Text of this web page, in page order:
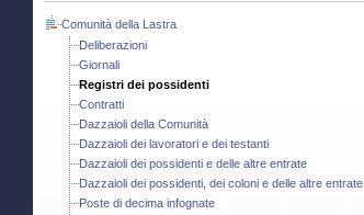
Comunità della Lastra
Deliberazioni
Giornali
Registri dei possidenti
Contratti
Dazzaioli della Comunità
Dazzaioli dei lavoratori e dei testanti
Dazzaioli dei possidenti e delle altre entrate
Dazzaioli dei possidenti, dei coloni e delle altre entrate
Poste di decima infognate